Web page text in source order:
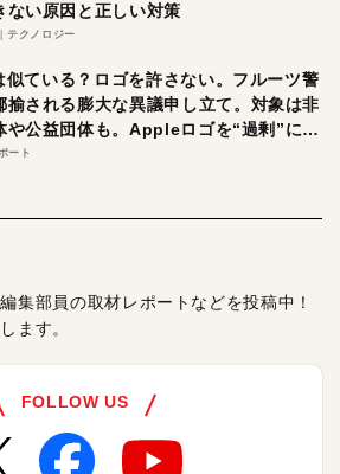
ない原因と正しい対策
テクノロジー
ている？ロゴを許さない。フルーツ警
揄される膨大な異議申し立て。対象は非
や公益団体も。Appleロゴを“過剰”に守
は
ート
集部員の取材レポートなどを投稿中！
ます。
FOLLOW US